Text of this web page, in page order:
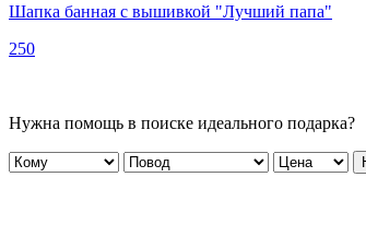
Шапка банная с вышивкой "Лучший папа"
250
Нужна помощь в поиске идеального подарка?